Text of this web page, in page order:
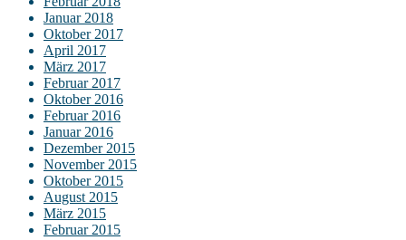
Januar 2018
Oktober 2017
April 2017
März 2017
Februar 2017
Oktober 2016
Februar 2016
Januar 2016
Dezember 2015
November 2015
Oktober 2015
August 2015
März 2015
Februar 2015